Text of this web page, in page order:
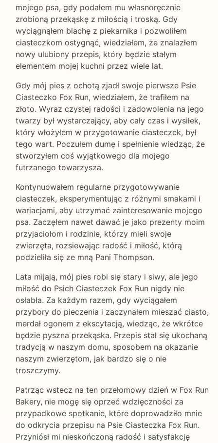
mojego psa, gdy podałem mu własnoręcznie
zrobioną przekąskę z miłością i troską. Gdy
wyciągnąłem blachę z piekarnika i pozwoliłem
ciasteczkom ostygnąć, wiedziałem, że znalazłem
nowy ulubiony przepis, który będzie stałym
elementem mojej kuchni przez wiele lat.
Gdy mój pies z ochotą zjadł swoje pierwsze Psie
Ciasteczko Fox Run, wiedziałem, że trafiłem na
złoto. Wyraz czystej radości i zadowolenia na jego
twarzy był wystarczający, aby cały czas i wysiłek,
który włożyłem w przygotowanie ciasteczek, był
tego wart. Poczułem dumę i spełnienie wiedząc, że
stworzyłem coś wyjątkowego dla mojego
futrzanego towarzysza.
Kontynuowałem regularne przygotowywanie
ciasteczek, eksperymentując z różnymi smakami i
wariacjami, aby utrzymać zainteresowanie mojego
psa. Zaczęłem nawet dawać je jako prezenty moim
przyjaciołom i rodzinie, którzy mieli swoje
zwierzęta, rozsiewając radość i miłość, którą
podzieliła się ze mną Pani Thompson.
Lata mijają, mój pies robi się stary i siwy, ale jego
miłość do Psich Ciasteczek Fox Run nigdy nie
osłabła. Za każdym razem, gdy wyciągałem
przybory do pieczenia i zaczynałem mieszać ciasto,
merdał ogonem z ekscytacją, wiedząc, że wkrótce
będzie pyszna przekąska. Przepis stał się ukochaną
tradycją w naszym domu, sposobem na okazanie
naszym zwierzętom, jak bardzo się o nie
troszczymy.
Patrząc wstecz na ten przełomowy dzień w Fox Run
Bakery, nie mogę się oprzeć wdzięczności za
przypadkowe spotkanie, które doprowadziło mnie
do odkrycia przepisu na Psie Ciasteczka Fox Run.
Przyniósł mi nieskończoną radość i satysfakcję